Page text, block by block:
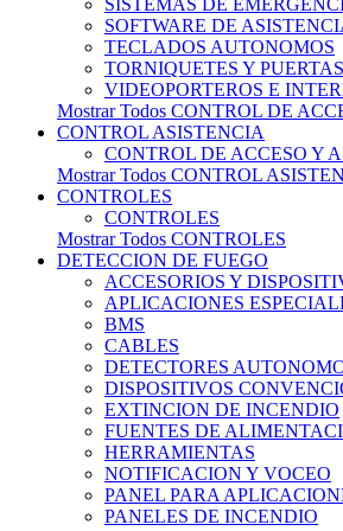
SISTEMAS DE
SOFTWARE DE
TECLADOS AUTONOMOS
TORNIQUETES Y
VIDEOPORTEROS E
Mostrar Todos CONTROL DE
CONTROL ASISTENCIA
CONTROL DE ACCESO Y
Mostrar Todos CONTROL
CONTROLES
CONTROLES
Mostrar Todos CONTROLES
DETECCION DE FUEGO
ACCESORIOS Y
APLICACIONES
BMS
CABLES
DETECTORES
DISPOSITIVOS
EXTINCION DE INCENDIO
FUENTES DE
HERRAMIENTAS
NOTIFICACION Y VOCEO
PANEL PARA
PANELES DE INCENDIO